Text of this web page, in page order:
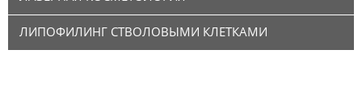
ЛИПОФИЛИНГ СТВОЛОВЫМИ КЛЕТКАМИ